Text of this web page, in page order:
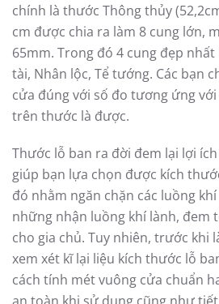
chính là thước Thông thủy
cm được chia ra làm 8 cung lớn,
65mm. Trong đó 4 cung đẹp nhất
tài, Nhân lộc, Tể tướng. Các bạn
cửa đúng với số đo tương ứng
trên thước là được.
Thước lỗ ban ra đời đem lại lợi
giúp bạn lựa chọn được kích
đó nhằm ngăn chặn các luồng
những nhận luồng khí lành, đem
cho gia chủ. Tuy nhiên, trước khi
xem xét kĩ lại liệu kích thước lỗ
cách tính mét vuông cửa chuẩn